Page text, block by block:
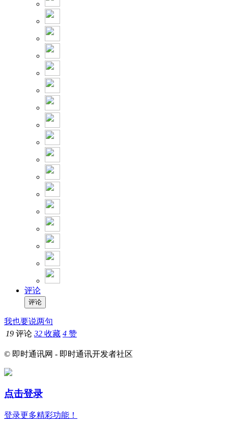
评论
我也要说两句
19 评论 32 收藏 4 赞
© 即时通讯网 - 即时通讯开发者社区
点击登录
登录更多精彩功能！